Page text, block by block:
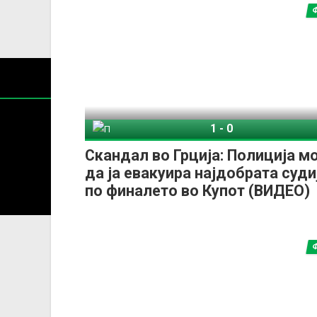
Скандал во Грција: Полиција
да ја евакуира најдобрата
по финалето во Купот (ВИДЕО)
1-0
За секоја форма на распространување,